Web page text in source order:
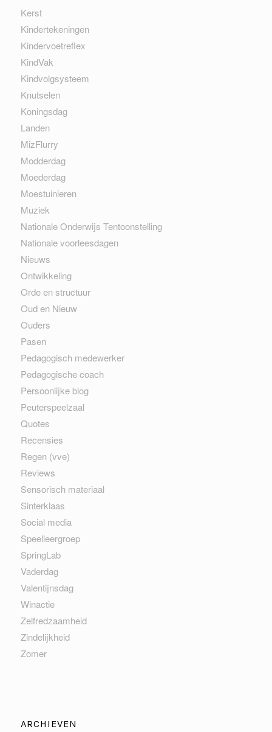
Kerst
Kindertekeningen
Kindervoetreflex
KindVak
Kindvolgsysteem
Knutselen
Koningsdag
Landen
MizFlurry
Modderdag
Moederdag
Moestuinieren
Muziek
Nationale Onderwijs Tentoonstelling
Nationale voorleesdagen
Nieuws
Ontwikkeling
Orde en structuur
Oud en Nieuw
Ouders
Pasen
Pedagogisch medewerker
Pedagogische coach
Persoonlijke blog
Peuterspeelzaal
Quotes
Recensies
Regen (vve)
Reviews
Sensorisch materiaal
Sinterklaas
Social media
Speelleergroep
SpringLab
Vaderdag
Valentijnsdag
Winactie
Zelfredzaamheid
Zindelijkheid
Zomer
ARCHIEVEN